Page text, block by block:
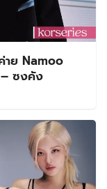
ย Namoo
ซงคัง